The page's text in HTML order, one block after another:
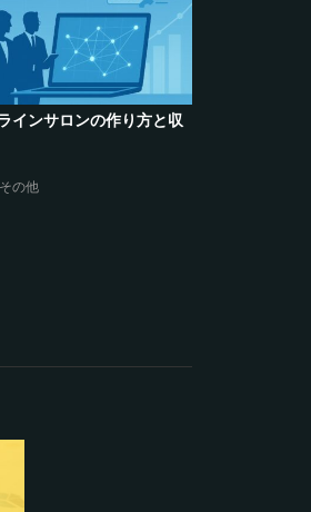
クリエイター系オンラインサロンの話